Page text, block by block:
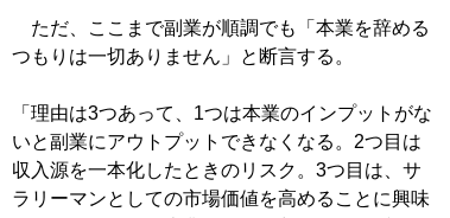
ただ、ここまで副業が順調でも「本業を辞める
つもりは一切ありません」と断言する。
「理由は3つあって、1つは本業のインプットがな
いと副業にアウトプットできなくなる。2つ目は
収入源を一本化したときのリスク。3つ目は、サ
ラリーマンとしての市場価値を高めることに興味